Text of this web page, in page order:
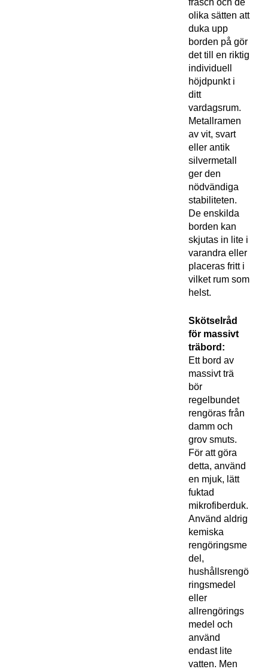
olika sätten att
duka upp
borden på gör
det till en riktig
individuell
höjdpunkt i
ditt
vardagsrum.
Metallramen
av vit, svart
eller antik
silvermetall
ger den
nödvändiga
stabiliteten.
De enskilda
borden kan
skjutas in lite i
varandra eller
placeras fritt i
vilket rum som
helst.
Skötselråd
för massivt
träbord:
Ett bord av
massivt trä
bör
regelbundet
rengöras från
damm och
grov smuts.
För att göra
detta, använd
en mjuk, lätt
fuktad
mikrofiberduk.
Använd aldrig
kemiska
rengöringsme
del,
hushållsrengö
ringsmedel
eller
allrengörings
medel och
använd
endast lite
vatten. Men